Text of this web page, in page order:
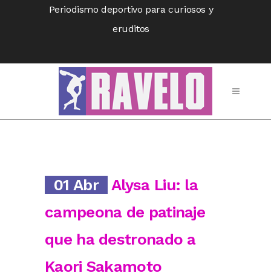
Periodismo deportivo para curiosos y
eruditos
01 Abr
Alysa Liu: la
campeona de patinaje
que ha destronado a
Kaori Sakamoto